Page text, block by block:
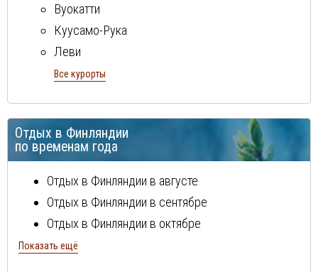
Вуокатти
Куусамо-Рука
Леви
Рованиеми
Все курорты
Отдых в Финляндии
по временам года
Отдых в Финляндии в августе
Отдых в Финляндии в сентябре
Отдых в Финляндии в октябре
Отдых в Финляндии в ноябре
Показать ещё